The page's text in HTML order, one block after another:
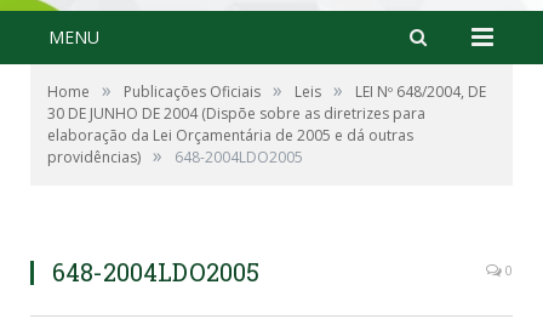
MENU
Home » Publicações Oficiais » Leis »
LEI Nº 648/2004, DE
30 DE JUNHO DE 2004 (Dispõe sobre as diretrizes para
elaboração da Lei Orçamentária de 2005 e dá outras
providências) » 648-2004LDO2005
648-2004LDO2005 0